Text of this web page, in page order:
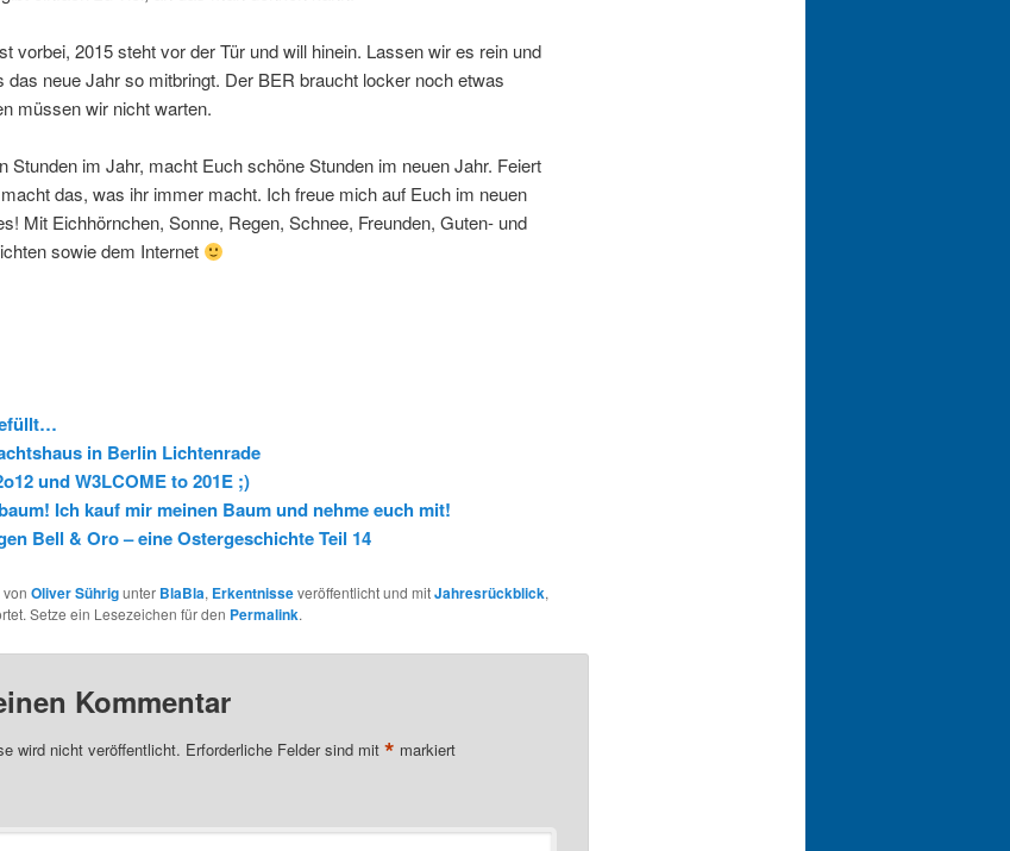
vorbei, 2015 steht vor der Tür und will hinein. Lassen wir es rein und
das neue Jahr so mitbringt. Der BER braucht locker noch etwas
müssen wir nicht warten.
Stunden im Jahr, macht Euch schöne Stunden im neuen Jahr. Feiert
das, was ihr immer macht. Ich freue mich auf Euch im neuen
Mit Eichhörnchen, Sonne, Regen, Schnee, Freunden, Guten- und
sowie dem Internet
in Berlin Lichtenrade
und W3LCOME to 201E ;)
Ich kauf mir meinen Baum und nehme euch mit!
Bell & Oro – eine Ostergeschichte Teil 14
Oliver Sührigunter BlaBla, Erkentnisseveröffentlicht und mitJahresrückblick,
Setze ein Lesezeichen für den Permalink.
Kommentar
wird nicht veröffentlicht. Erforderliche Felder sind mit * markiert